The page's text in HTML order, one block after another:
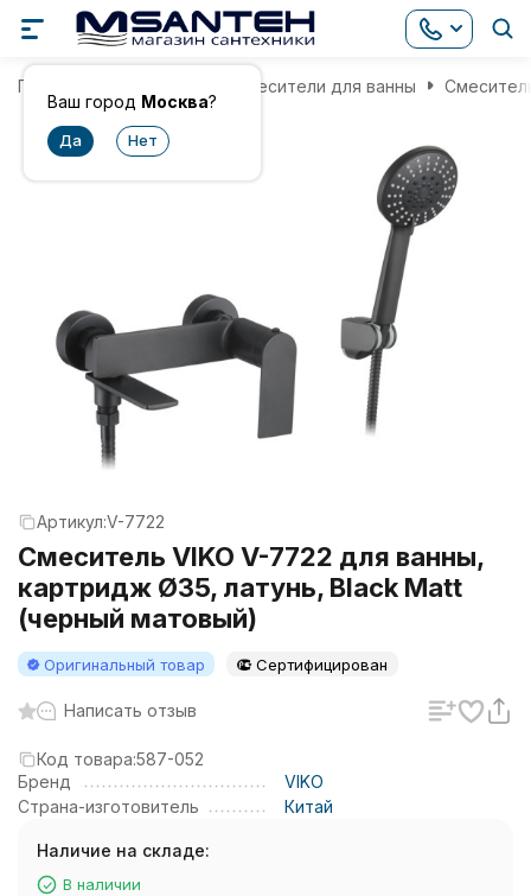
Ваш город Москва?
Главная Смесители для ванны
Артикул:V-7722
Смеситель VIKO V-7722 для ванны,
картридж Ø35, латунь, Black Matt
(черный матовый)
Оригинальный товар Сертифицирован
Написать отзыв
Код товара:587-052
Бренд
VIKO
Страна-изготовитель
Китай
Наличие на складе:
В наличии